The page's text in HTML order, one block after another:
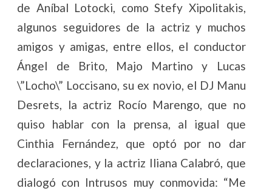
de Aníbal Lotocki, como Stefy Xipolitakis,
algunos seguidores de la actriz y muchos
amigos y amigas, entre ellos, el conductor
Ángel de Brito, Majo Martino y Lucas
\”Locho\” Loccisano, su ex novio, el DJ Manu
Desrets, la actriz Rocío Marengo, que no
quiso hablar con la prensa, al igual que
Cinthia Fernández, que optó por no dar
declaraciones, y la actriz Iliana Calabró, que
dialogó con Intrusos muy conmovida: “Me